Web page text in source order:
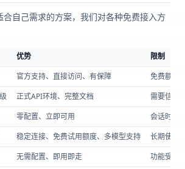
合自己需求的方案，我们对各种免费接入方
优势
限制
官方支持、直接访问、有保障
免费额度
正式API环境、完整文档
需要信用
零配置、立即可用
会话时长
稳定连接、免费试用额度、多模型支持
长期使用
无需配置、即用即走
功能受限